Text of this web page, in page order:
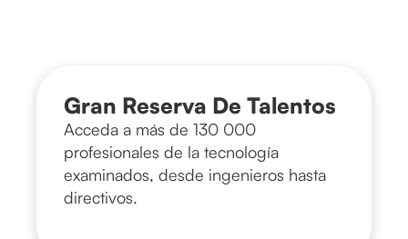
Gran Reserva De Talentos
Acceda a más de 130 000
profesionales de la tecnología
examinados, desde ingenieros hasta
directivos.